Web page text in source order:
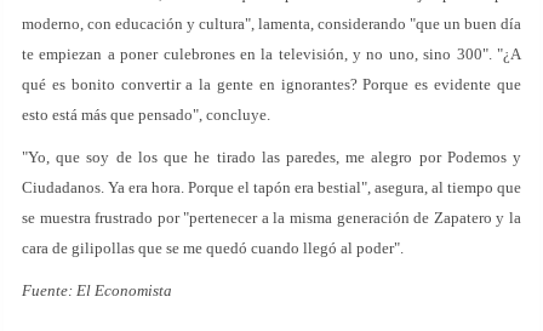
moderno, con educación y cultura", lamenta, considerando "que un buen día
te empiezan a poner culebrones en la televisión, y no uno, sino 300". "¿A
qué es bonito convertir a la gente en ignorantes? Porque es evidente que
esto está más que pensado", concluye.
"Yo, que soy de los que he tirado las paredes, me alegro por Podemos y
Ciudadanos. Ya era hora. Porque el tapón era bestial", asegura, al tiempo que
se muestra frustrado por "pertenecer a la misma generación de Zapatero y la
cara de gilipollas que se me quedó cuando llegó al poder".
Fuente: El Economista